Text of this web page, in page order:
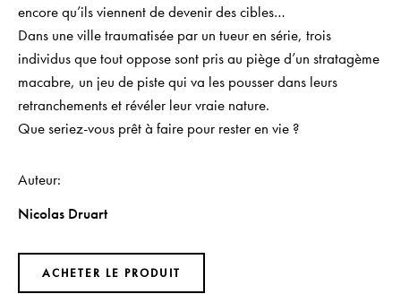
encore qu’ils viennent de devenir des cibles…
Dans une ville traumatisée par un tueur en série, trois
individus que tout oppose sont pris au piège d’un stratagème
macabre, un jeu de piste qui va les pousser dans leurs
retranchements et révéler leur vraie nature.
Que seriez-vous prêt à faire pour rester en vie ?
Auteur
Nicolas Druart
ACHETER LE PRODUIT